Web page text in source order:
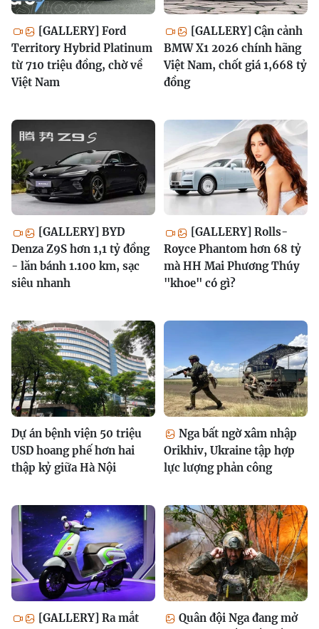
[GALLERY] Ford
Territory Hybrid Platinum
từ 710 triệu đồng, chờ về
Việt Nam
[GALLERY] Cận cảnh
BMW X1 2026 chính hãng
Việt Nam, chốt giá 1,668 tỷ
đồng
[GALLERY] BYD
Denza Z9S hơn 1,1 tỷ đồng
- lăn bánh 1.100 km, sạc
siêu nhanh
[GALLERY] Rolls-
Royce Phantom hơn 68 tỷ
mà HH Mai Phương Thúy
"khoe" có gì?
Dự án bệnh viện 50 triệu
USD hoang phế hơn hai
thập kỷ giữa Hà Nội
Nga bất ngờ xâm nhập
Orikhiv, Ukraine tập hợp
lực lượng phản công
[GALLERY] Ra mắt
Quân đội Nga đang mở